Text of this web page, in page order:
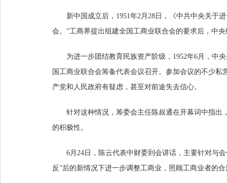
新中国成立后，1951年2月28日，《中共中央关于
会。”工商界提出组建全国工商业联合会的要求后，中
为进一步团结教育民族资产阶级，1952年6月，中
国工商业联合会筹备代表会议召开。参加会议的不少
产党和人民政府有疑虑，甚至对前途失去信心。
针对这种情况，筹委会主任陈叔通在开幕词中指出
的积极性。
6月24日，陈云代表中财委到会讲话，主要针对与
反”后的新情况下进一步调整工商业，照顾工商业者的